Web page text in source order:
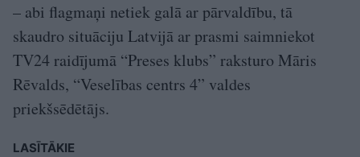
– abi flagmaņi netiek galā ar pārvaldību, tā
skaudro situāciju Latvijā ar prasmi saimniekot
TV24 raidījumā “Preses klubs” raksturo Māris
Rēvalds, “Veselības centrs 4” valdes
priekšsēdētājs.
LASĪTĀKIE